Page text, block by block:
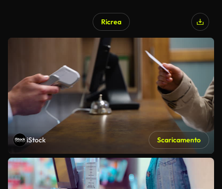
Ricrea
iStock Scaricamento